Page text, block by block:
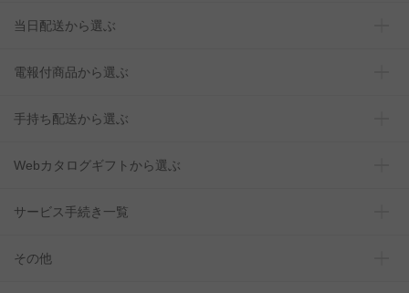
当日配送から選ぶ
電報付商品から選ぶ
手持ち配送から選ぶ
Webカタログギフトから選ぶ
サービス手続き一覧
その他